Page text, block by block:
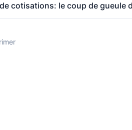
atteint 1 043 € et non 1 012 €